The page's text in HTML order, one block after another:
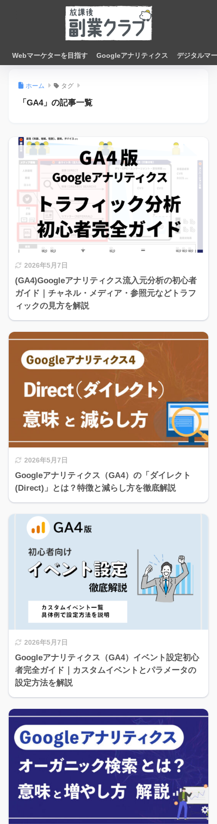
Webマーケターを目指す Googleアナリティクス デジタルマ
ホーム タグ
「GA4」の記事一覧
2026年5月7日
(GA4)Googleアナリティクス流入元分析の初心者
ガイド｜チャネル・メディア・参照元などトラフ
ィックの見方を解説
2026年5月7日
Googleアナリティクス（GA4）の「ダイレクト
(Direct)」とは？特徴と減らし方を徹底解説
2026年5月7日
Googleアナリティクス（GA4）イベント設定初心
者完全ガイド｜カスタムイベントとパラメータの
設定方法を解説